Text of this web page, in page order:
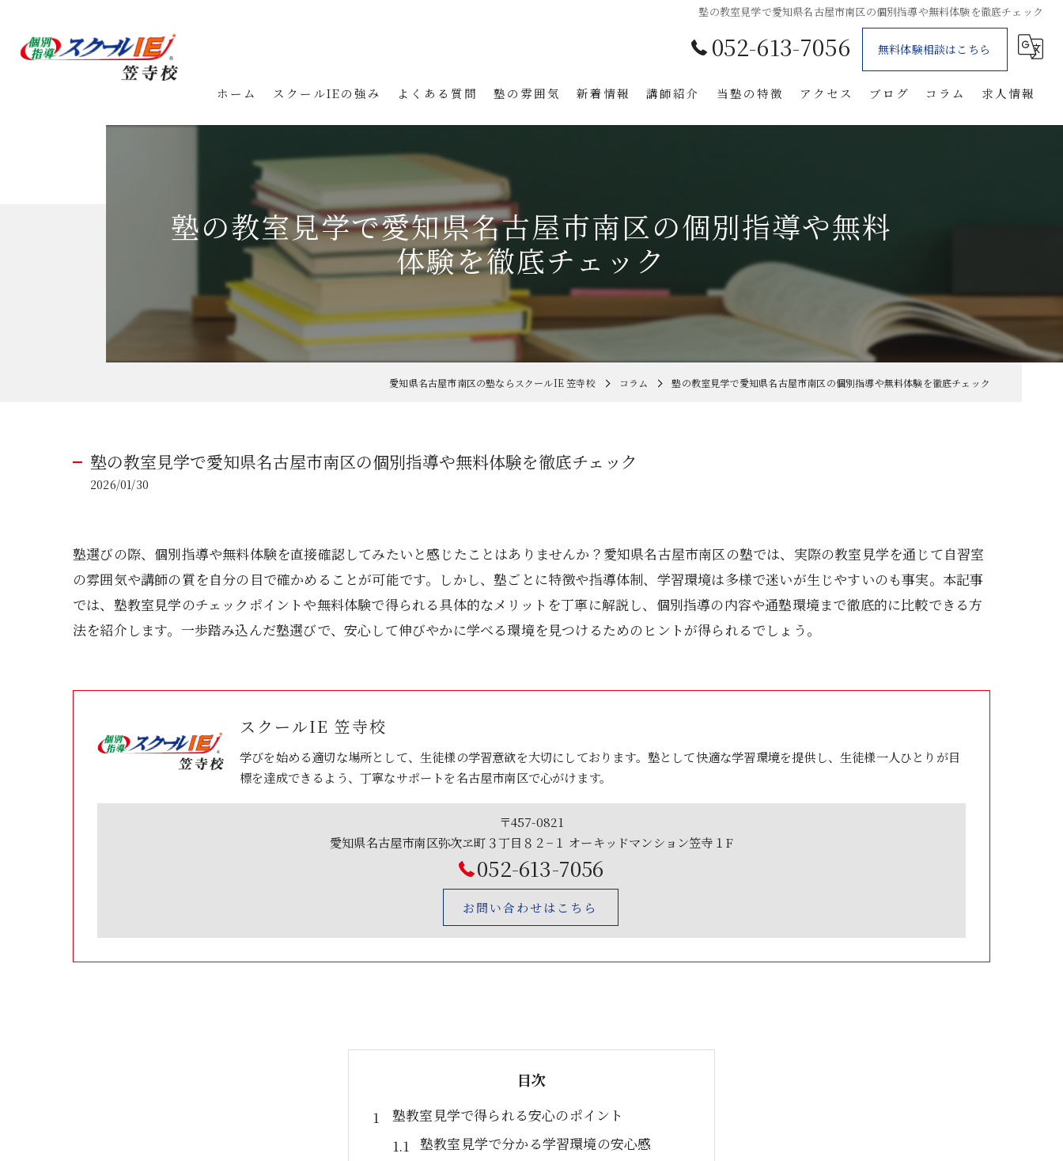
塾の教室見学で愛知県名古屋市南区の個別指導や無料体験を徹底チェック
052-613-7056 無料体験相談はこちら
ホーム スクールIEの強み よくある質問 塾の雰囲気 新着情報 講師紹介 当塾の特徴
自習室
星崎の塾
アクセス ブログ コラム 求人情報
塾の教室見学で愛知県名古屋市南区の個別指導や無料
体験を徹底チェック
愛知県名古屋市南区の塾ならスクールIE 笠寺校 コラム 塾の教室見学で愛知県名古屋市南区の個別指導や無料体験を徹底チェック
塾の教室見学で愛知県名古屋市南区の個別指導や無料体験を徹底チェック
2026/01/30
塾選びの際、個別指導や無料体験を直接確認してみたいと感じたことはありませんか？愛知県名古屋市南区の塾では、実際の教室見学を通じて自習室
の雰囲気や講師の質を自分の目で確かめることが可能です。しかし、塾ごとに特徴や指導体制、学習環境は多様で迷いが生じやすいのも事実。本記事
では、塾教室見学のチェックポイントや無料体験で得られる具体的なメリットを丁寧に解説し、個別指導の内容や通塾環境まで徹底的に比較できる方
法を紹介します。一歩踏み込んだ塾選びで、安心して伸びやかに学べる環境を見つけるためのヒントが得られるでしょう。
スクールIE 笠寺校
学びを始める適切な場所として、生徒様の学習意欲を大切にしております。塾として快適な学習環境を提供し、生徒様一人ひとりが目
標を達成できるよう、丁寧なサポートを名古屋市南区で心がけます。
〒457-0821
愛知県名古屋市南区弥次ヱ町３丁目８２−１ オーキッドマンション笠寺１F
052-613-7056
お問い合わせはこちら
目次
塾教室見学で得られる安心のポイント
塾教室見学で分かる学習環境の安心感